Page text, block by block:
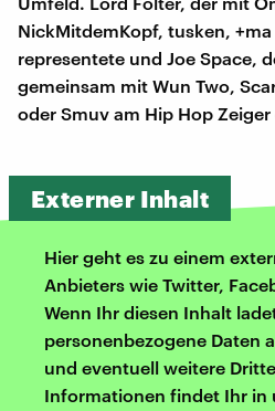
NickMitdemKopf, tusken,
representete und Joe Space,
gemeinsam mit Wun Two,
oder Smuv am Hip Hop
Externer Inhalt
Hier geht es zu einem
Anbieters wie Twitter,
Wenn Ihr diesen Inhalt
personenbezogene Daten
und eventuell weitere
Informationen findet Ihr in